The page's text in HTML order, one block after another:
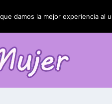
y sus resultados
damos la mejor experiencia